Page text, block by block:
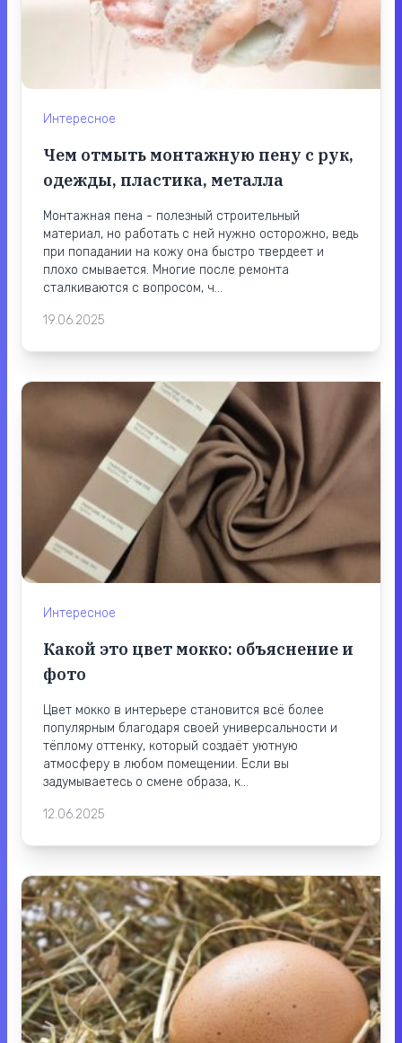
Интересное
Чем отмыть монтажную пену с рук,
одежды, пластика, металла
Монтажная пена - полезный строительный
материал, но работать с ней нужно осторожно, ведь
при попадании на кожу она быстро твердеет и
плохо смывается. Многие после ремонта
сталкиваются с вопросом, ч...
19.06.2025
Интересное
Какой это цвет мокко: объяснение и
фото
Цвет мокко в интерьере становится всё более
популярным благодаря своей универсальности и
тёплому оттенку, который создаёт уютную
атмосферу в любом помещении. Если вы
задумываетесь о смене образа, к...
12.06.2025